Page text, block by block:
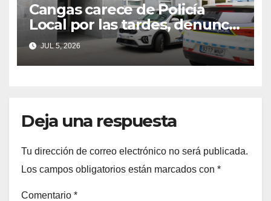
Cangas carece de Policía
Local por las tardes, denuncia
el PP
JUL 5, 2026
Deja una respuesta
Tu dirección de correo electrónico no será publicada.
Los campos obligatorios están marcados con *
Comentario *